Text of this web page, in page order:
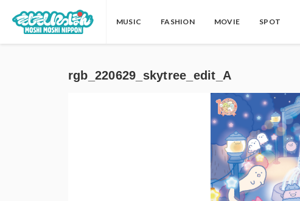
MUSIC FASHION MOVIE SPOT
rgb_220629_skytree_edit_A